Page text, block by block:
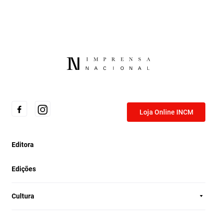
Loja Online INCM
Editora
Edições
Cultura